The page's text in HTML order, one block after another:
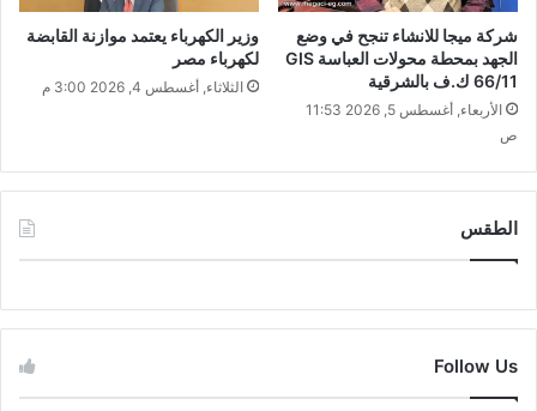
شركة ميجا للانشاء تنجح في وضع
الجهد بمحطة محولات العباسة GIS
66/11 ك.ف بالشرقية
الأربعاء, أغسطس 5, 2026 11:53
ص
وزير الكهرباء يعتمد موازنة القابضة
لكهرباء مصر
الثلاثاء, أغسطس 4, 2026 3:00 م
الطقس
Follow Us